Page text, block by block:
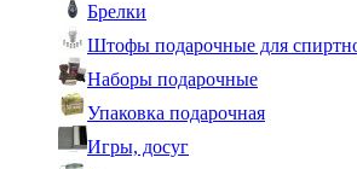
Брелки
Штофы подарочные для
Наборы подарочные
Упаковка подарочная
Игры, досуг